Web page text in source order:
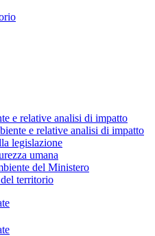
e relative analisi di impatto
e relative analisi di impatto
legislazione
umana
del Ministero
territorio